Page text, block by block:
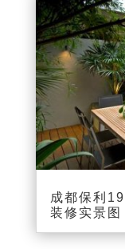
成都保利
装修实景图